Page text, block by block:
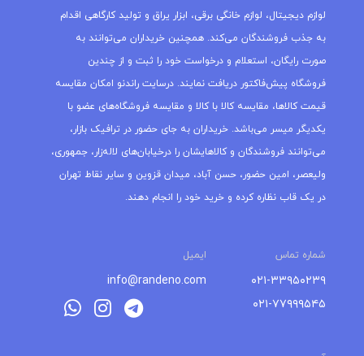
لوازم دیجیتال، لوازم خانگی برقی، ابزار یراق و تولید کارگاهی اقدام
به جذب فروشندگان می‌کند. همچنین خریداران می‌توانند به
صورت رایگان، استعلام و درخواست خود را ثبت و از چندین
فروشگاه پیش‌فاکتور دریافت نمایند. درسایت راندنو امکان مقایسه
قیمت کالاها، مقایسه کالا با کالا و مقایسه فروشگاه‌های عضو با
یکدیگر میسر می‌باشد. خریداران به جای حضور در ترافیک بازار،
می‌توانند فروشندگان و کالاهایشان را درخیابان‌های لاله‌زار، جمهوری،
ولیعصر، امین حضور، حسن آباد، میدان قزوین و سایر نقاط تهران
در یک قاب نظاره کرده و خرید خود را انجام دهند.
شماره تماس ایمیل
۰۲۱-۳۳۹۵۰۲۳۹
۰۲۱-۷۷۹۹۹۵۴۵
info@randeno.com